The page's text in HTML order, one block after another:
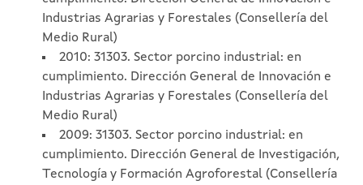
Industrias Agrarias y Forestales (Consellería del
Medio Rural)
2010: 31303. Sector porcino industrial: en
cumplimiento. Dirección General de Innovación e
Industrias Agrarias y Forestales (Consellería del
Medio Rural)
2009: 31303. Sector porcino industrial: en
cumplimiento. Dirección General de Investigación,
Tecnología y Formación Agroforestal (Consellería